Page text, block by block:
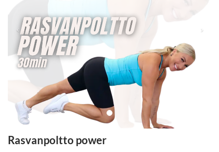
Rasvanpoltto power